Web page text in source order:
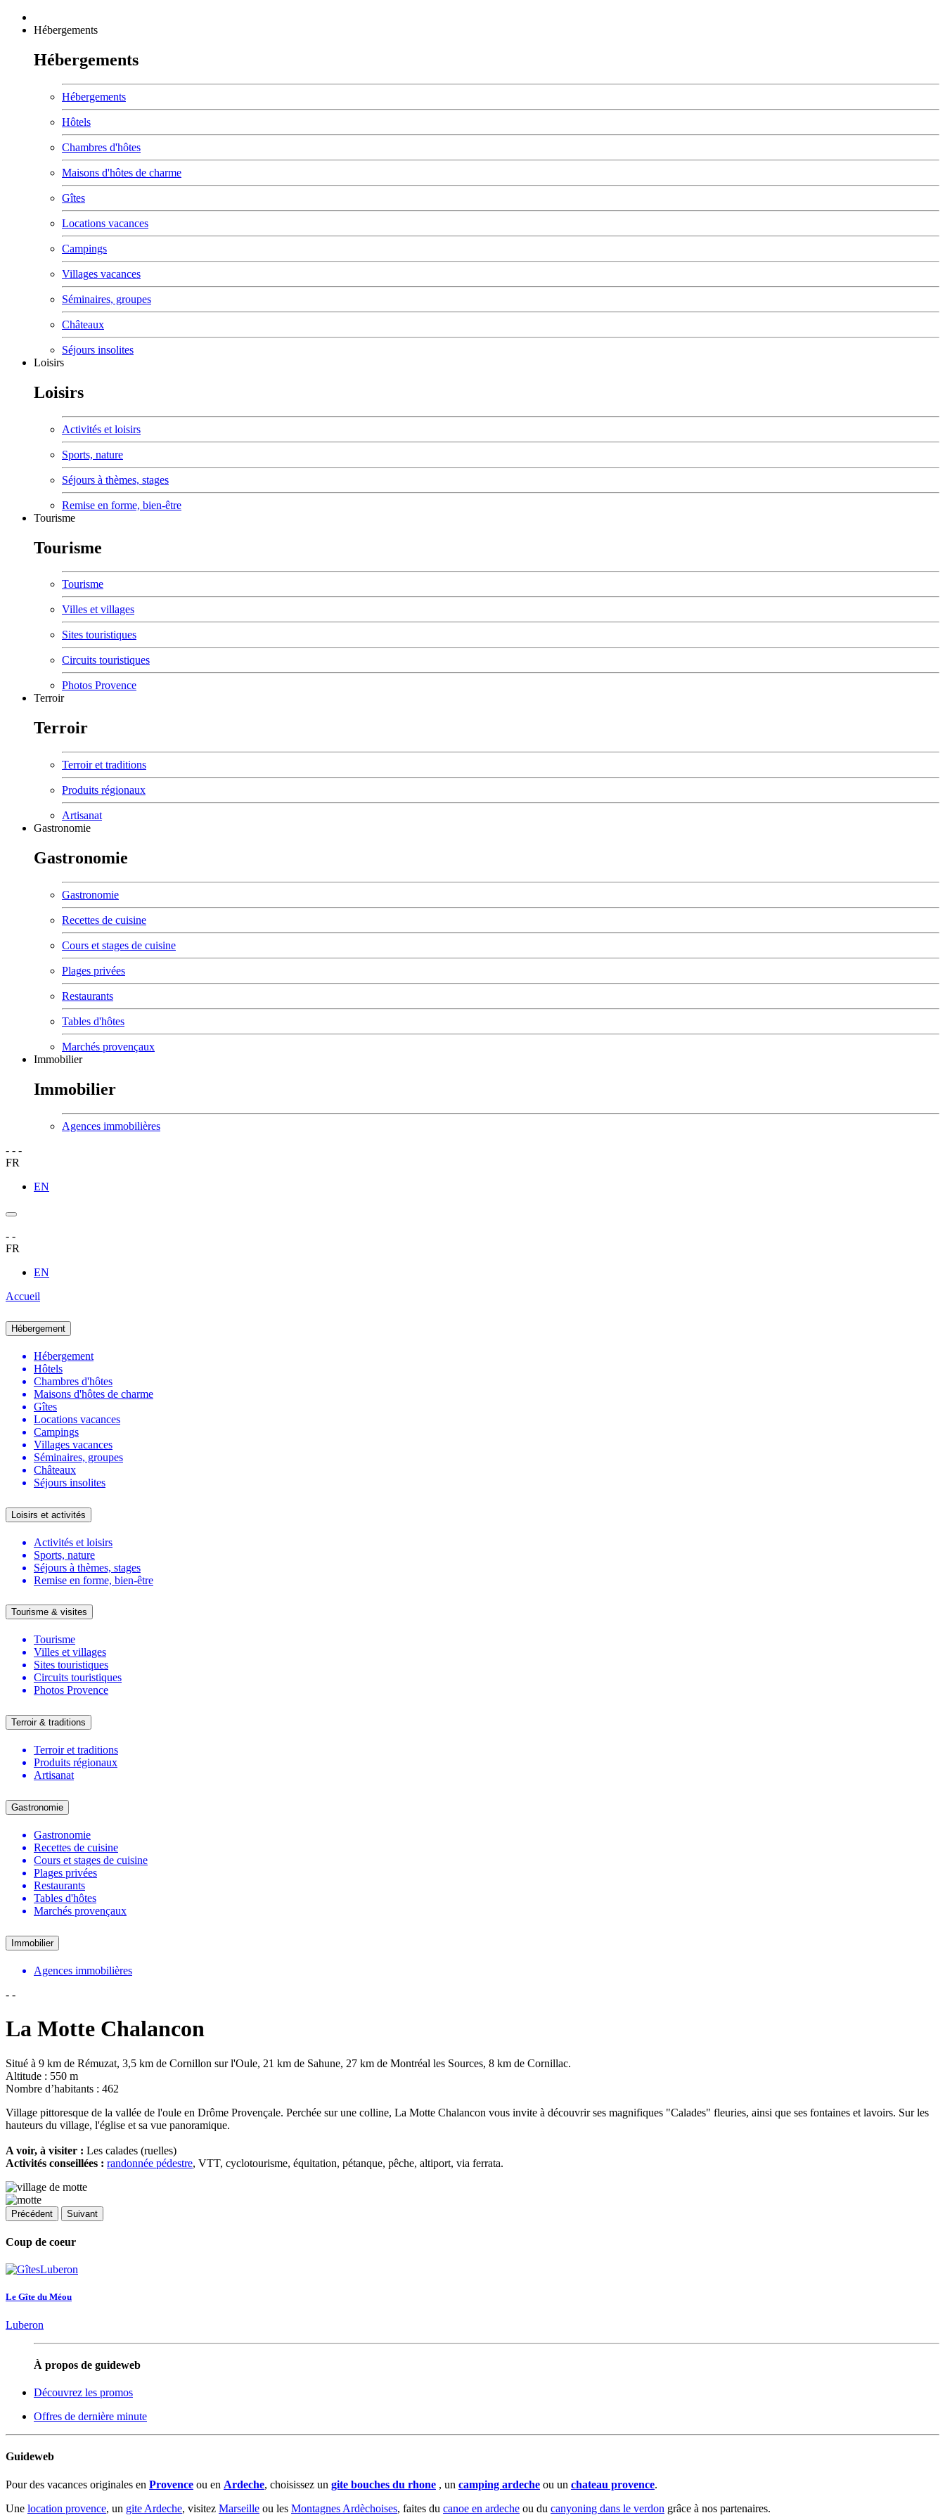
Hébergements
Hébergements
Hébergements
Hôtels
Chambres d'hôtes
Maisons d'hôtes de charme
Gîtes
Locations vacances
Campings
Villages vacances
Séminaires, groupes
Châteaux
Séjours insolites
Loisirs
Loisirs
Activités et loisirs
Sports, nature
Séjours à thèmes, stages
Remise en forme, bien-être
Tourisme
Tourisme
Tourisme
Villes et villages
Sites touristiques
Circuits touristiques
Photos Provence
Terroir
Terroir
Terroir et traditions
Produits régionaux
Artisanat
Gastronomie
Gastronomie
Gastronomie
Recettes de cuisine
Cours et stages de cuisine
Plages privées
Restaurants
Tables d'hôtes
Marchés provençaux
Immobilier
Immobilier
Agences immobilières
- - -
FR
EN
- -
FR
EN
Accueil
Hébergement
Hébergement
Hôtels
Chambres d'hôtes
Maisons d'hôtes de charme
Gîtes
Locations vacances
Campings
Villages vacances
Séminaires, groupes
Châteaux
Séjours insolites
Loisirs et activités
Activités et loisirs
Sports, nature
Séjours à thèmes, stages
Remise en forme, bien-être
Tourisme & visites
Tourisme
Villes et villages
Sites touristiques
Circuits touristiques
Photos Provence
Terroir & traditions
Terroir et traditions
Produits régionaux
Artisanat
Gastronomie
Gastronomie
Recettes de cuisine
Cours et stages de cuisine
Plages privées
Restaurants
Tables d'hôtes
Marchés provençaux
Immobilier
Agences immobilières
- -
La Motte Chalancon
Situé à 9 km de Rémuzat, 3,5 km de Cornillon sur l'Oule, 21 km de Sahune, 27 km de Montréal les Sources, 8 km de Cornillac.
Altitude : 550 m
Nombre d’habitants : 462
Village pittoresque de la vallée de l'oule en Drôme Provençale. Perchée sur une colline, La Motte Chalancon vous invite à découvrir ses magnifiques "Calades" fleuries, ainsi que ses fontaines et lavoirs. Sur les
hauteurs du village, l'église et sa vue panoramique.
A voir, à visiter : Les calades (ruelles)
Activités conseillées : randonnée pédestre, VTT, cyclotourisme, équitation, pétanque, pêche, altiport, via ferrata.
Précédent Suivant
Coup de coeur
Le Gîte du Méou
Luberon
À propos de guideweb
Découvrez les promos
Offres de dernière minute
Guideweb
Pour des vacances originales en Provence ou en Ardeche, choisissez un gite bouches du rhone , un camping ardeche ou un chateau provence.
Une location provence, un gite Ardeche, visitez Marseille ou les Montagnes Ardèchoises, faites du canoe en ardeche ou du canyoning dans le verdon grâce à nos partenaires.